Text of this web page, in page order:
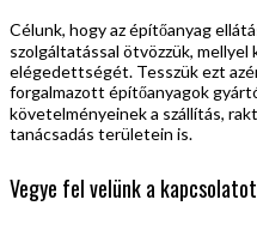
Célunk, hogy az építőanyag
szolgáltatással ötvözzük,
elégedettségét. Tesszük ezt
forgalmazott építőanyagok
követelményeinek a szállítás,
tanácsadás területein is.
Vegye fel velünk a kapcsolatot